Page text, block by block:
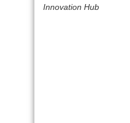
Innovation Hub